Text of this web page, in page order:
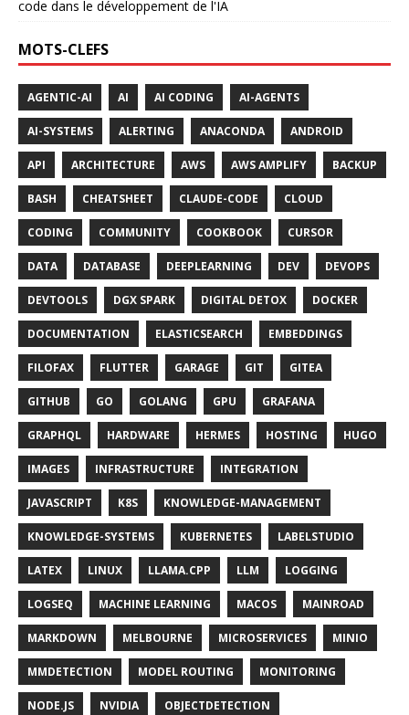
code dans le développement de l'IA
MOTS-CLEFS
AGENTIC-AI AI AI CODING AI-AGENTS
AI-SYSTEMS ALERTING ANACONDA ANDROID
API ARCHITECTURE AWS AWS AMPLIFY BACKUP
BASH CHEATSHEET CLAUDE-CODE CLOUD
CODING COMMUNITY COOKBOOK CURSOR
DATA DATABASE DEEPLEARNING DEV DEVOPS
DEVTOOLS DGX SPARK DIGITAL DETOX DOCKER
DOCUMENTATION ELASTICSEARCH EMBEDDINGS
FILOFAX FLUTTER GARAGE GIT GITEA
GITHUB GO GOLANG GPU GRAFANA
GRAPHQL HARDWARE HERMES HOSTING HUGO
IMAGES INFRASTRUCTURE INTEGRATION
JAVASCRIPT K8S KNOWLEDGE-MANAGEMENT
KNOWLEDGE-SYSTEMS KUBERNETES LABELSTUDIO
LATEX LINUX LLAMA.CPP LLM LOGGING
LOGSEQ MACHINE LEARNING MACOS MAINROAD
MARKDOWN MELBOURNE MICROSERVICES MINIO
MMDETECTION MODEL ROUTING MONITORING
NODE.JS NVIDIA OBJECTDETECTION